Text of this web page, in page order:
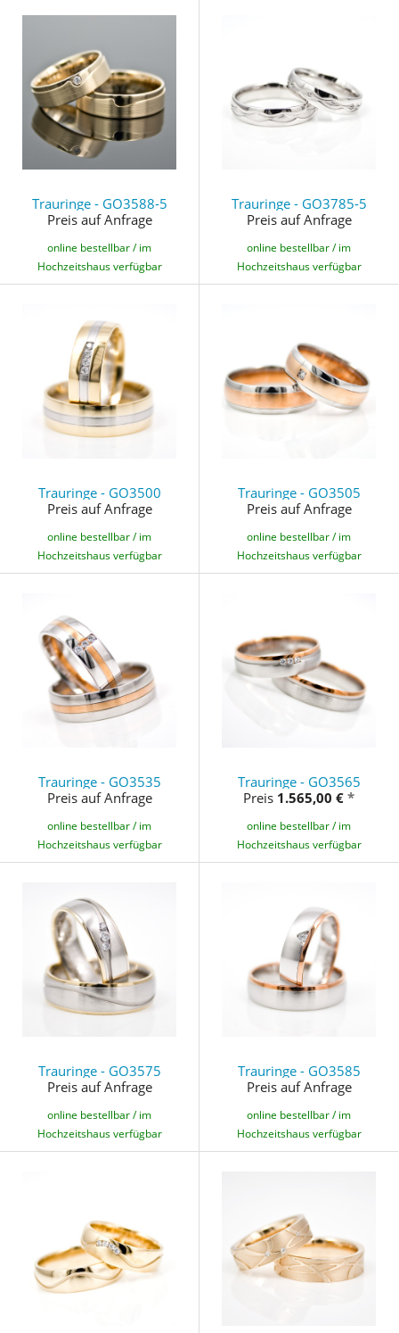
Trauringe - GO3588-5
Preis auf Anfrage
online bestellbar / im
Hochzeitshaus verfügbar
Trauringe - GO3785-5
Preis auf Anfrage
online bestellbar / im
Hochzeitshaus verfügbar
Trauringe - GO3500
Preis auf Anfrage
online bestellbar / im
Hochzeitshaus verfügbar
Trauringe - GO3505
Preis auf Anfrage
online bestellbar / im
Hochzeitshaus verfügbar
Trauringe - GO3535
Preis auf Anfrage
online bestellbar / im
Hochzeitshaus verfügbar
Trauringe - GO3565
Preis 1.565,00 € *
online bestellbar / im
Hochzeitshaus verfügbar
Trauringe - GO3575
Preis auf Anfrage
online bestellbar / im
Hochzeitshaus verfügbar
Trauringe - GO3585
Preis auf Anfrage
online bestellbar / im
Hochzeitshaus verfügbar